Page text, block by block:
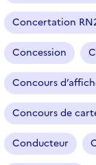
Concertation
Concession
Concours
Concours de
Conducteur